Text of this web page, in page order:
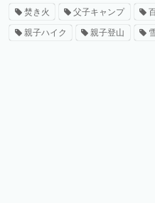
焚き火 父子キャンプ
親子ハイク 親子登山